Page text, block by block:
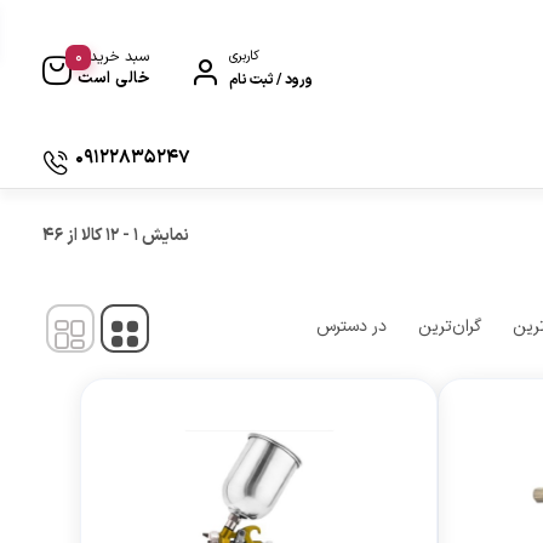
کاربری
ورود / ثبت نام
سبد خرید
خالی است
0
وکیوم بادی و هواگیری بادی
09122835247
نمایش1
-
12کالا از46
گران‌ترین در دسترس